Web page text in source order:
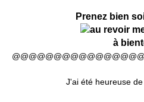
Prenez bien
à
J'ai été heureuse